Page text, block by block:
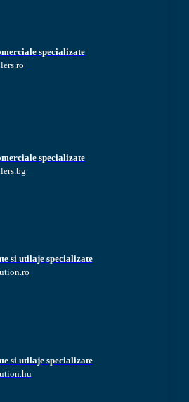
specializate
specializate
si utilaje specializate
si utilaje specializate